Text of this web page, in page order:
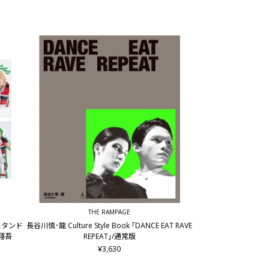
ンド
吾
THE RAMPAGE
長谷川慎･龍 Culture Style Book ｢DANCE EAT RAVE
REPEAT｣/通常版
¥3,630